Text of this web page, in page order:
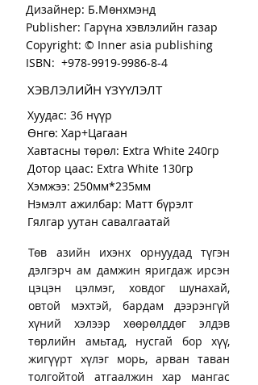
Дизайнер: Б.Мөнхмэнд
Publisher: Гарүна хэвлэлийн газар
Copyright: © Inner asia publishing
ISBN: +978-9919-9986-8-4
ХЭВЛЭЛИЙН ҮЗҮҮЛЭЛТ
Хуудас: 36 нүүр
Өнгө: Хар+Цагаан
Хавтасны төрөл: Extra White 240гр
Дотор цаас: Extra White 130гр
Хэмжээ: 250мм*235мм
Нэмэлт ажилбар: Матт бүрэлт
Гялгар уутан савалгаатай
Төв азийн ихэнх орнуудад түгэн
дэлгэрч ам дамжин яригдаж ирсэн
цэцэн цэлмэг, ховдог шунахай,
овтой мэхтэй, бардам дээрэнгүй
хүний хэлээр хөөрөлддөг элдэв
төрлийн амьтад, нусгай бор хүү,
жигүүрт хүлэг морь, арван таван
толгойтой атгаалжин хар мангас